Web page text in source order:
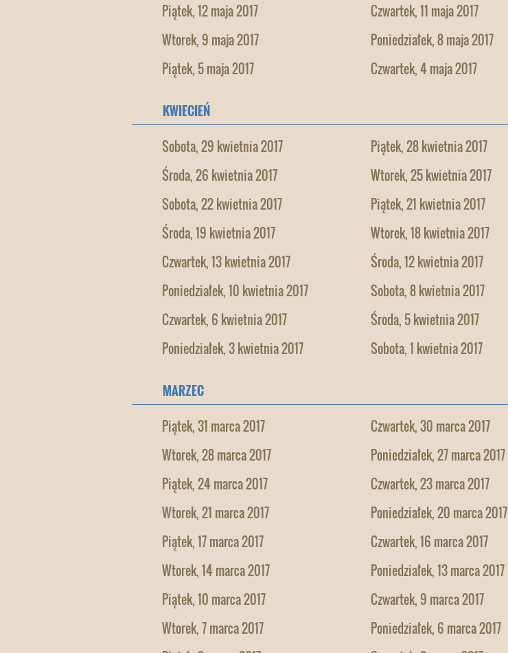
Piątek, 12 maja 2017
Czwartek, 11 maja 2017
Wtorek, 9 maja 2017
Poniedziałek, 8 maja 2017
Piątek, 5 maja 2017
Czwartek, 4 maja 2017
KWIECIEŃ
Sobota, 29 kwietnia 2017
Piątek, 28 kwietnia 2017
Środa, 26 kwietnia 2017
Wtorek, 25 kwietnia 2017
Sobota, 22 kwietnia 2017
Piątek, 21 kwietnia 2017
Środa, 19 kwietnia 2017
Wtorek, 18 kwietnia 2017
Czwartek, 13 kwietnia 2017
Środa, 12 kwietnia 2017
Poniedziałek, 10 kwietnia 2017
Sobota, 8 kwietnia 2017
Czwartek, 6 kwietnia 2017
Środa, 5 kwietnia 2017
Poniedziałek, 3 kwietnia 2017
Sobota, 1 kwietnia 2017
MARZEC
Piątek, 31 marca 2017
Czwartek, 30 marca 2017
Wtorek, 28 marca 2017
Poniedziałek, 27 marca 2017
Piątek, 24 marca 2017
Czwartek, 23 marca 2017
Wtorek, 21 marca 2017
Poniedziałek, 20 marca 2017
Piątek, 17 marca 2017
Czwartek, 16 marca 2017
Wtorek, 14 marca 2017
Poniedziałek, 13 marca 2017
Piątek, 10 marca 2017
Czwartek, 9 marca 2017
Wtorek, 7 marca 2017
Poniedziałek, 6 marca 2017